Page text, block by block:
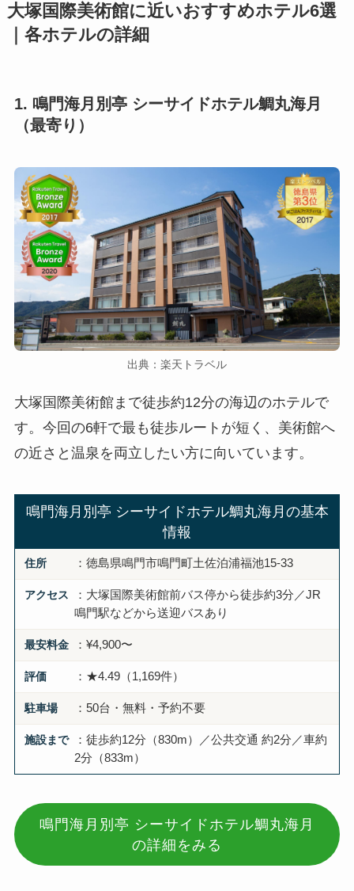
大塚国際美術館に近いおすすめホテル6選
｜各ホテルの詳細
1. 鳴門海月別亭 シーサイドホテル鯛丸海月
（最寄り）
出典：楽天トラベル
大塚国際美術館まで徒歩約12分の海辺のホテルで
す。今回の6軒で最も徒歩ルートが短く、美術館へ
の近さと温泉を両立したい方に向いています。
鳴門海月別亭 シーサイドホテル鯛丸海月の基本
情報
住所 ：徳島県鳴門市鳴門町土佐泊浦福池15-33
アクセス
：大塚国際美術館前バス停から徒歩約3分／JR
鳴門駅などから送迎バスあり
最安料金 ：¥4,900〜
評価 ：★4.49（1,169件）
駐車場 ：50台・無料・予約不要
施設まで
：徒歩約12分（830m）／公共交通 約2分／車約
2分（833m）
鳴門海月別亭 シーサイドホテル鯛丸海月
の詳細をみる